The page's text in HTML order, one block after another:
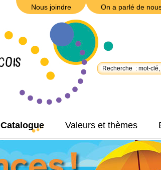
Nous joindre On a parlé de
Catalogue Valeurs et thèmes